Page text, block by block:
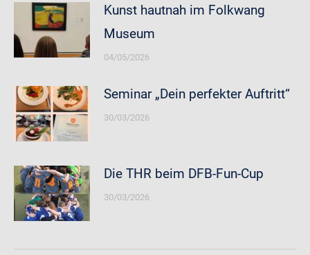
Kunst hautnah im Folkwang
Museum
04/05/2026
Seminar „Dein perfekter Auftritt“
30/03/2026
Die THR beim DFB-Fun-Cup
30/03/2026